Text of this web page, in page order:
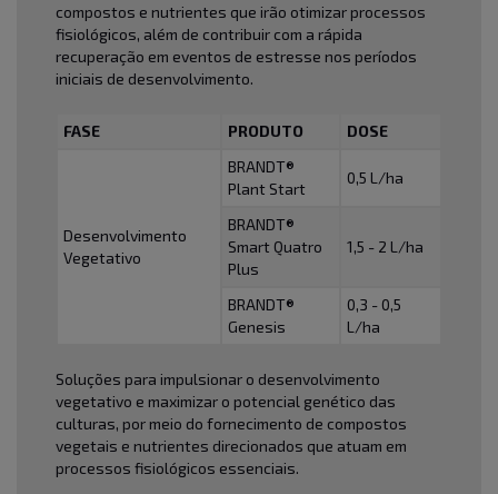
compostos e nutrientes que irão otimizar processos
fisiológicos, além de contribuir com a rápida
recuperação em eventos de estresse nos períodos
iniciais de desenvolvimento.
FASE PRODUTO DOSE
Desenvolvimento
Vegetativo
BRANDT®
Plant Start
0,5 L/ha
BRANDT®
Smart Quatro
Plus
1,5 - 2 L/ha
BRANDT®
Genesis
0,3 - 0,5
L/ha
Soluções para impulsionar o desenvolvimento
vegetativo e maximizar o potencial genético das
culturas, por meio do fornecimento de compostos
vegetais e nutrientes direcionados que atuam em
processos fisiológicos essenciais.